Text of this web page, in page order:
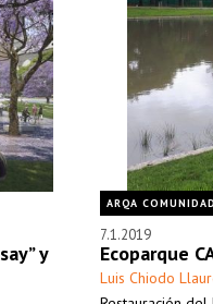
y
ARQA COMUNIDAD
7.1.2019
Ecoparque
Luis Chiodo